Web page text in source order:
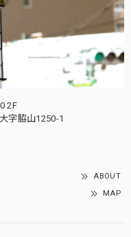
院4-8-30 2F
字脇山1250-1
ABOUT
MAP